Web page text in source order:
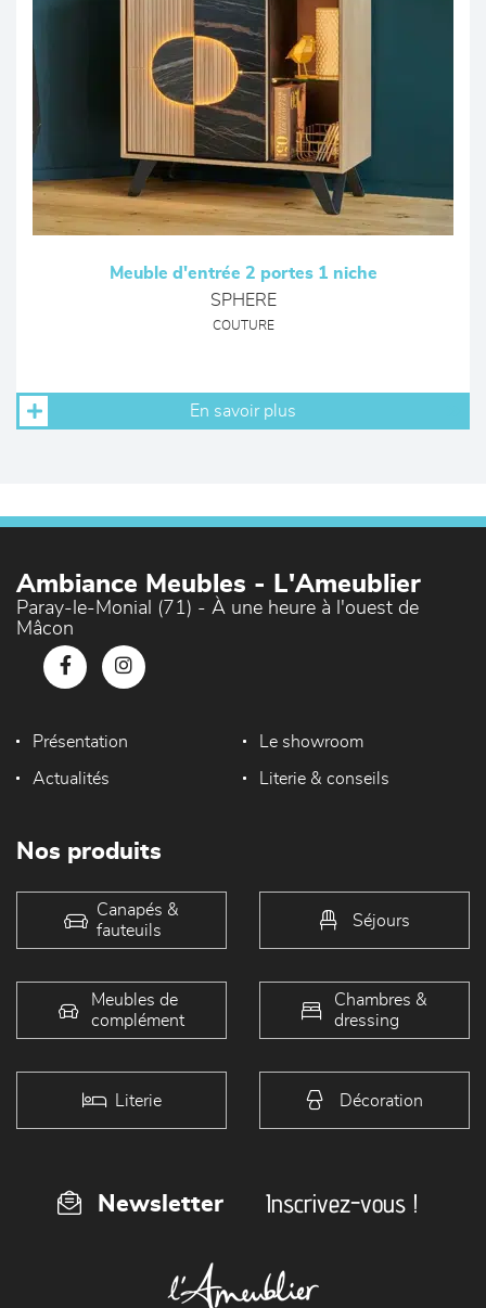
Meuble d'entrée 2 portes 1 niche
SPHERE
COUTURE
En savoir plus
Ambiance Meubles - L'Ameublier
Paray-le-Monial (71) - À une heure à l'ouest de
Mâcon
Présentation Le showroom
Actualités Literie & conseils
Nos produits
Canapés &
fauteuils
Séjours
Meubles de
complément
Chambres &
dressing
Literie Décoration
Newsletter Inscrivez-vous !